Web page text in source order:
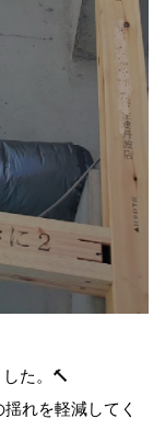
た。🔨
れを軽減してく